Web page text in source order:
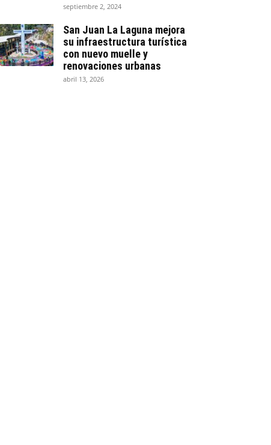
septiembre 2, 2024
San Juan La Laguna mejora
su infraestructura turística
con nuevo muelle y
renovaciones urbanas
abril 13, 2026